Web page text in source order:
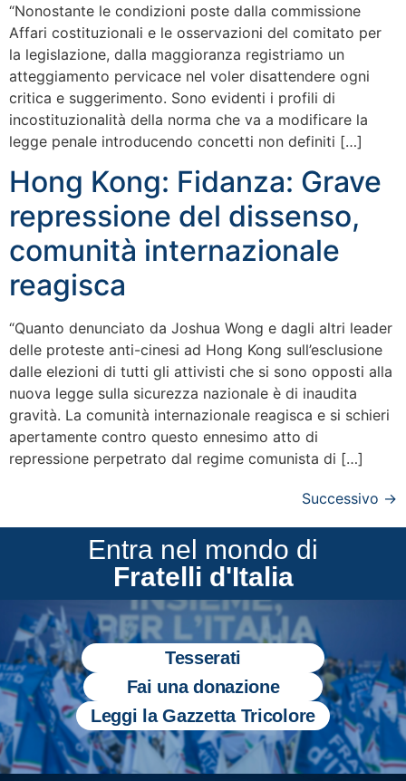
“Nonostante le condizioni poste dalla commissione
Affari costituzionali e le osservazioni del comitato per
la legislazione, dalla maggioranza registriamo un
atteggiamento pervicace nel voler disattendere ogni
critica e suggerimento. Sono evidenti i profili di
incostituzionalità della norma che va a modificare la
legge penale introducendo concetti non definiti […]
Hong Kong: Fidanza: Grave
repressione del dissenso,
comunità internazionale
reagisca
“Quanto denunciato da Joshua Wong e dagli altri leader
delle proteste anti-cinesi ad Hong Kong sull’esclusione
dalle elezioni di tutti gli attivisti che si sono opposti alla
nuova legge sulla sicurezza nazionale è di inaudita
gravità. La comunità internazionale reagisca e si schieri
apertamente contro questo ennesimo atto di
repressione perpetrato dal regime comunista di […]
Successivo →
Entra nel mondo di
Fratelli d'Italia
Tesserati
Fai una donazione
Leggi la Gazzetta Tricolore